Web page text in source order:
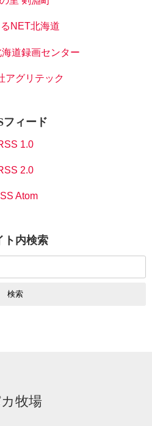
NET北海道
道録画センター
アグリテック
フィード
1.0
2.0
Atom
ト内検索
牧場